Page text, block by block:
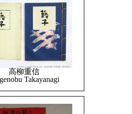
高柳重信
Takayanagi